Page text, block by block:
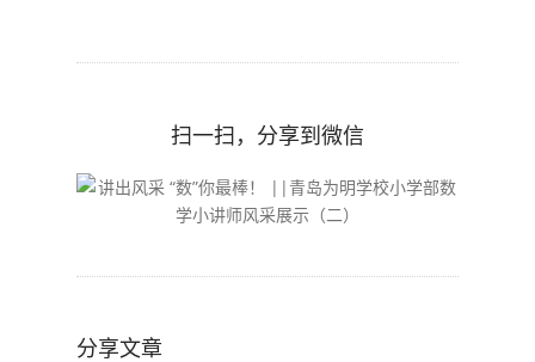
扫一扫，分享到微信
分享文章